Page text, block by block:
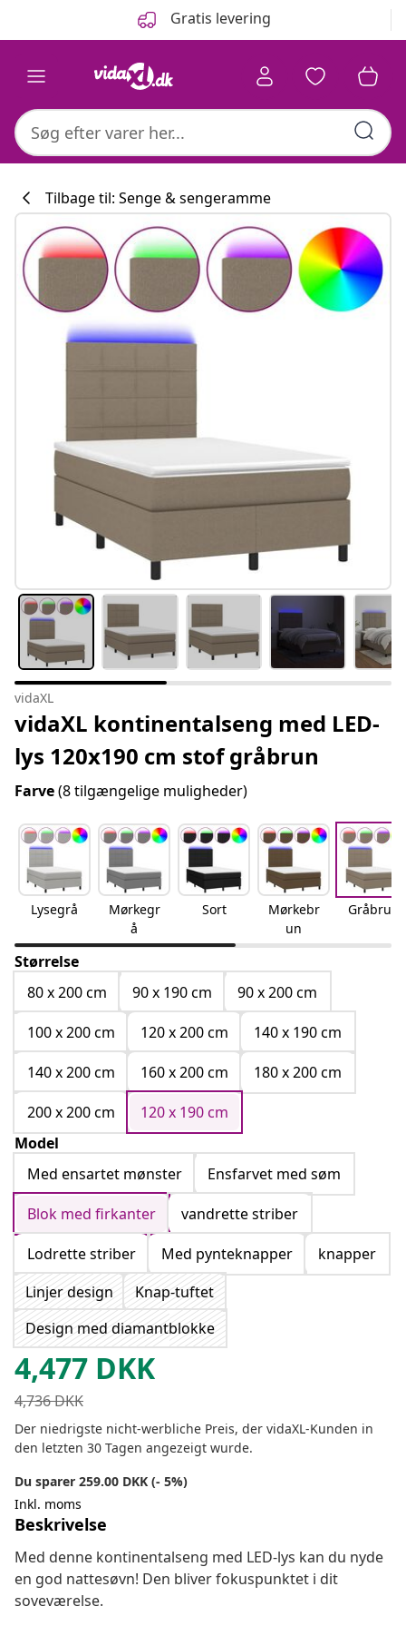
Gratis levering
#sharemevidaxl
Tilbage til: Senge & sengeramme
vidaXL
vidaXL kontinentalseng med LED-
lys 120x190 cm stof gråbrun
Farve(8 tilgængelige muligheder)
Lysegrå
Mørkegr
å
Sort
Mørkebr
un
Gråbrun
Størrelse
80 x 200 cm
90 x 190 cm
90 x 200 cm
100 x 200 cm
120 x 200 cm
140 x 190 cm
140 x 200 cm
160 x 200 cm
180 x 200 cm
200 x 200 cm
120 x 190 cm
Model
Med ensartet mønster
Ensfarvet med søm
Blok med firkanter
vandrette striber
Lodrette striber
Med pynteknapper
knapper
Linjer design
Knap-tuftet
Design med diamantblokke
4,477 DKK
4,736DKK
Der niedrigste nicht-werbliche Preis, der vidaXL-Kunden in
den letzten 30 Tagen angezeigt wurde.
Du sparer 259.00 DKK (- 5%)
Inkl. moms
Beskrivelse
Med denne kontinentalseng med LED-lys kan du nyde
en god nattesøvn! Den bliver fokuspunktet i dit
soveværelse.